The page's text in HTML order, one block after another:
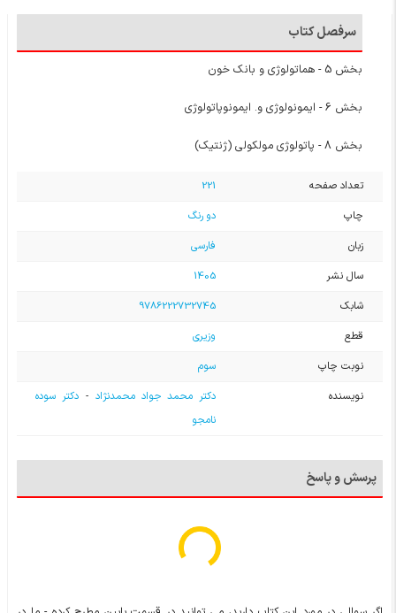
سرفصل کتاب
بخش 5 - هماتولوژی و بانک خون
بخش 6 - ایمونولوژی و. ایمونوپاتولوژی
بخش 8 - پاتولوژی مولکولی (ژنتیک)
تعداد صفحه
221
چاپ
دو رنگ
زبان
فارسی
سال نشر
1405
شابک
9786222732745
قطع
وزیری
نوبت چاپ
سوم
نویسنده
دکتر محمد جواد محمدنژاد - دکتر سوده
نامجو
پرسش و پاسخ